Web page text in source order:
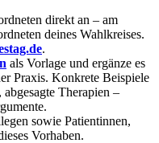
direkt an – am
deines Wahlkreises.
.
als Vorlage und ergänze es
Praxis. Konkrete Beispiele
Therapien –
sowie Patientinnen,
Vorhaben.